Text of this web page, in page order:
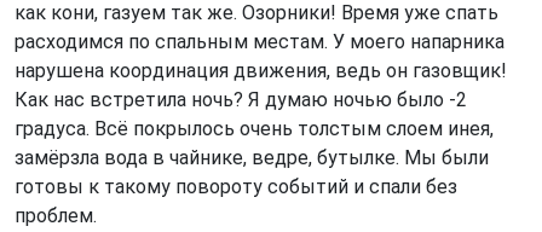
как кони, газуем так же. Озорники! Время уже спать
расходимся по спальным местам. У моего напарника
нарушена координация движения, ведь он газовщик!
Как нас встретила ночь? Я думаю ночью было -2
градуса. Всё покрылось очень толстым слоем инея,
замёрзла вода в чайнике, ведре, бутылке. Мы были
готовы к такому повороту событий и спали без
проблем.